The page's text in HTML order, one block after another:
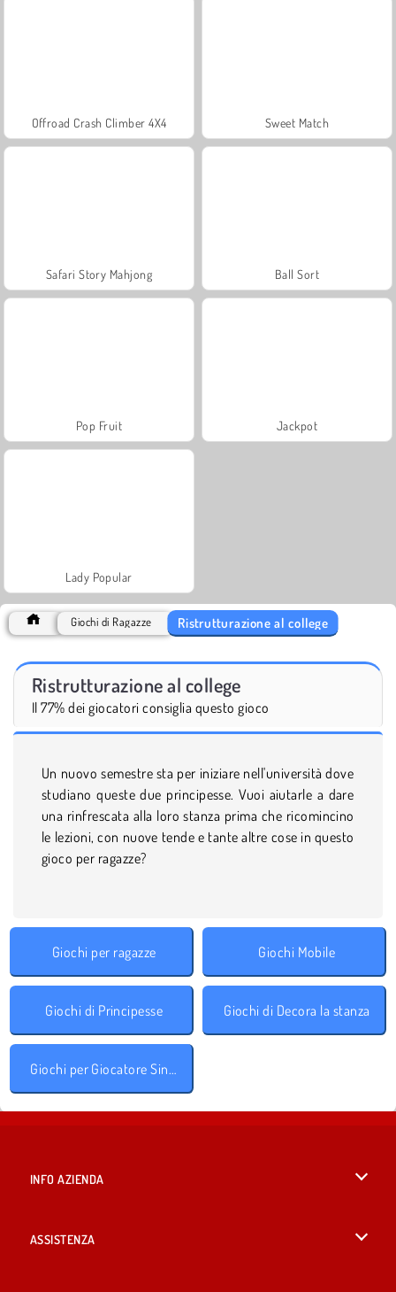
Offroad Crash Climber 4X4 Sweet Match
Safari Story Mahjong Ball Sort
Pop Fruit Jackpot
Lady Popular
Giochi di Ragazze Ristrutturazione al college
Ristrutturazione al college
Il 77% dei giocatori consiglia questo gioco
Un nuovo semestre sta per iniziare nell'università dove
studiano queste due principesse. Vuoi aiutarle a dare
una rinfrescata alla loro stanza prima che ricomincino
le lezioni, con nuove tende e tante altre cose in questo
gioco per ragazze?
Giochi per ragazze Giochi Mobile
Giochi di Principesse Giochi di Decora la stanza
Giochi per Giocatore Singolo
INFO AZIENDA
ASSISTENZA